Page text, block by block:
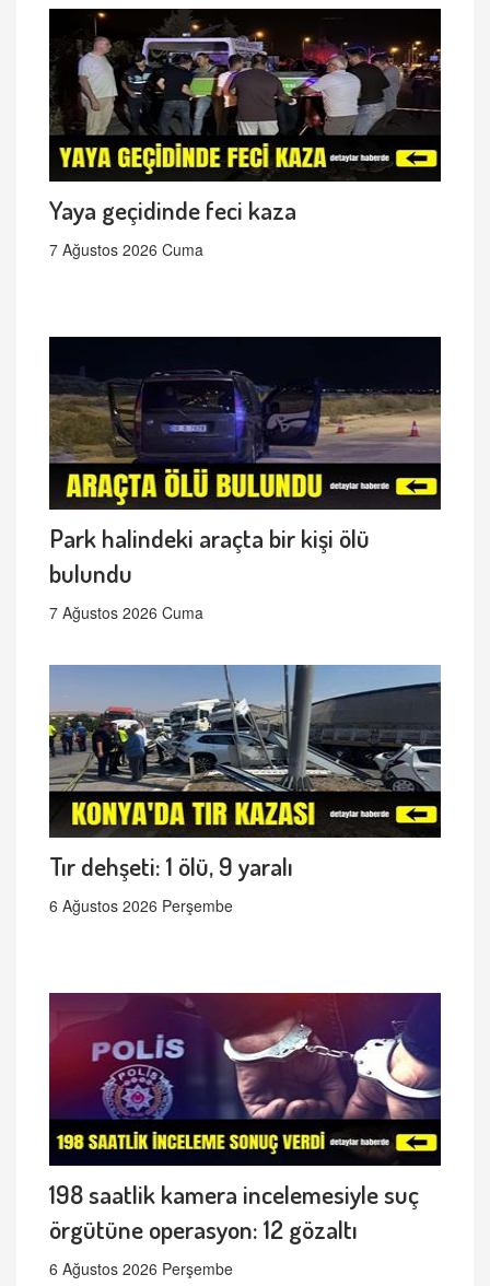
Yaya geçidinde feci kaza
7 Ağustos 2026 Cuma
Park halindeki araçta bir kişi ölü
bulundu
7 Ağustos 2026 Cuma
Tır dehşeti: 1 ölü, 9 yaralı
6 Ağustos 2026 Perşembe
198 saatlik kamera incelemesiyle suç
örgütüne operasyon: 12 gözaltı
6 Ağustos 2026 Perşembe